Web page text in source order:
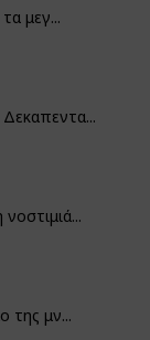
μεγ...
της μν...